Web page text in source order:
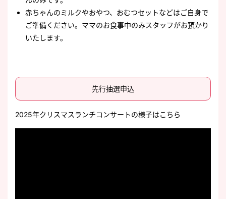
赤ちゃんのミルクやおやつ、おむつセットなどはご自身で
ご準備ください。ママのお食事中のみスタッフがお預かり
いたします。
先行抽選申込
2025年クリスマスランチコンサートの様子はこちら